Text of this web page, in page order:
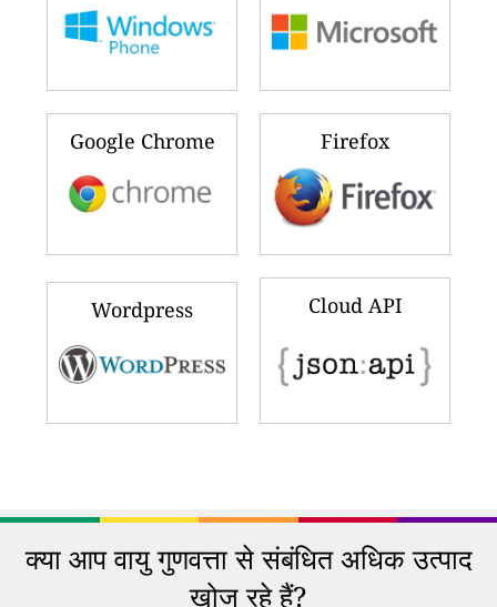
Google Chrome Firefox
Wordpress Cloud API
क्या आप वायु गुणवत्ता से संबंधित अधिक उत्पाद
खोज रहे हैं?